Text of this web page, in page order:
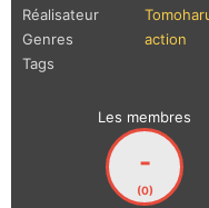
Réalisateur
Genres
action
Tags
Les membres
-
(0)